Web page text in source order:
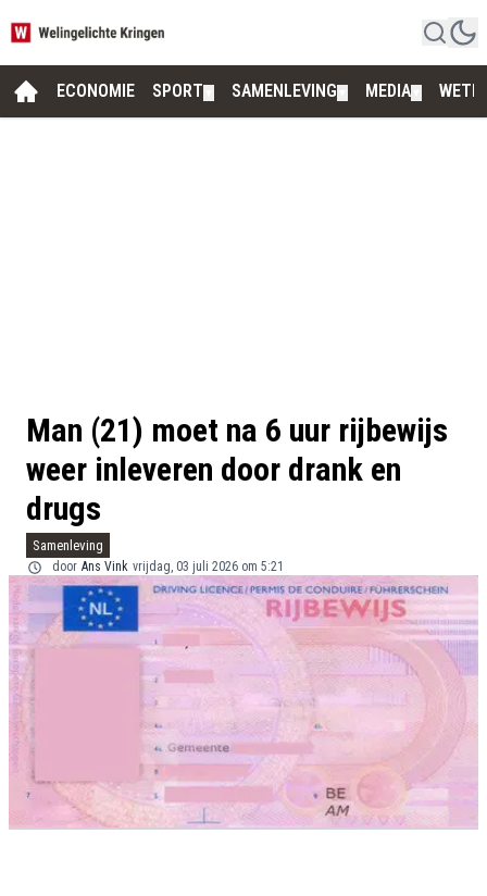
ECONOMIE SPORT SAMENLEVING MEDIA
Man (21) moet na 6 uur rijbewijs
weer inleveren door drank en
drugs
Samenleving
door Ans Vink vrijdag, 03 juli 2026 om 5:21